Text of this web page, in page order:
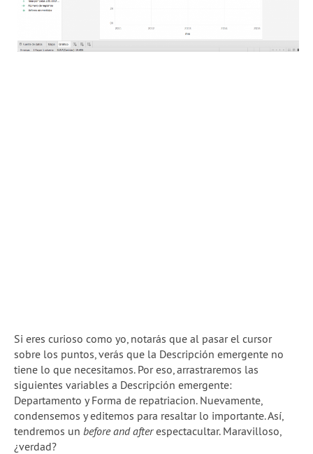
Si eres curioso como yo, notarás que al pasar el cursor
sobre los puntos, verás que la Descripción emergente no
tiene lo que necesitamos. Por eso, arrastraremos las
siguientes variables a Descripción emergente:
Departamento y Forma de repatriacion. Nuevamente,
condensemos y editemos para resaltar lo importante. Así,
tendremos un before and afterespectacultar. Maravilloso,
¿verdad?